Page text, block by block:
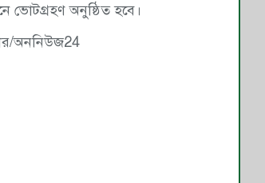
ভোটগ্রহণ অনুষ্ঠিত হবে।
অননিউজ24